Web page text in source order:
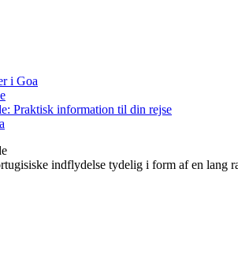
i Goa
Praktisk information til din rejse
indflydelse tydelig i form af en lang